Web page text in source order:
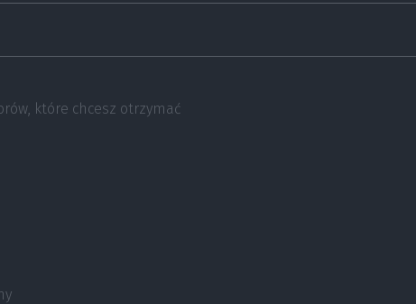
które chcesz otrzymać